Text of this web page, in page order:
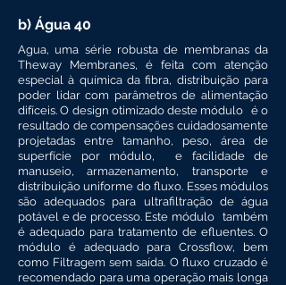
b) Água 40
Agua, uma série robusta de membranas da
Theway Membranes, é feita com atenção
especial à química da fibra, distribuição para
poder lidar com parâmetros de alimentação
difíceis. O design otimizado deste módulo é o
resultado de compensações cuidadosamente
projetadas entre tamanho, peso, área de
superfície por módulo,
e facilidade de
manuseio, armazenamento, transporte e
distribuição uniforme do fluxo. Esses módulos
são adequados para ultrafiltração de água
potável e de processo. Este módulo
também
é adequado para tratamento de efluentes. O
módulo é adequado para Crossflow, bem
como Filtragem sem saída. O fluxo cruzado é
recomendado para uma operação mais longa